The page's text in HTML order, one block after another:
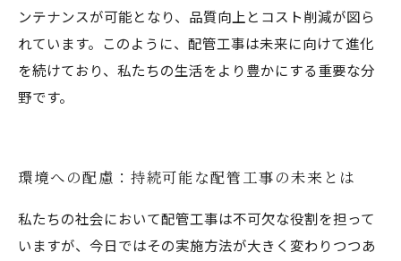
ンテナンスが可能となり、品質向上とコスト削減が図ら
れています。このように、配管工事は未来に向けて進化
を続けており、私たちの生活をより豊かにする重要な分
野です。
環境への配慮：持続可能な配管工事の未来とは
私たちの社会において配管工事は不可欠な役割を担って
いますが、今日ではその実施方法が大きく変わりつつあ